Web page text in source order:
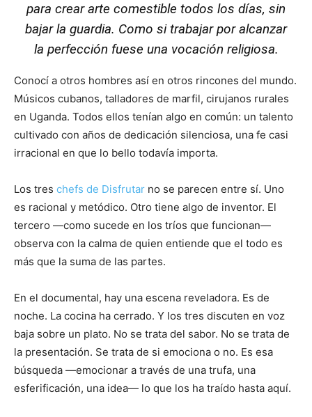
para crear arte comestible todos los días, sin
bajar la guardia. Como si trabajar por alcanzar
la perfección fuese una vocación religiosa.
Conocí a otros hombres así en otros rincones del mundo.
Músicos cubanos, talladores de marfil, cirujanos rurales
en Uganda. Todos ellos tenían algo en común: un talento
cultivado con años de dedicación silenciosa, una fe casi
irracional en que lo bello todavía importa.
Los tres chefs de Disfrutar no se parecen entre sí. Uno
es racional y metódico. Otro tiene algo de inventor. El
tercero —como sucede en los tríos que funcionan—
observa con la calma de quien entiende que el todo es
más que la suma de las partes.
En el documental, hay una escena reveladora. Es de
noche. La cocina ha cerrado. Y los tres discuten en voz
baja sobre un plato. No se trata del sabor. No se trata de
la presentación. Se trata de si emociona o no. Es esa
búsqueda —emocionar a través de una trufa, una
esferificación, una idea— lo que los ha traído hasta aquí.